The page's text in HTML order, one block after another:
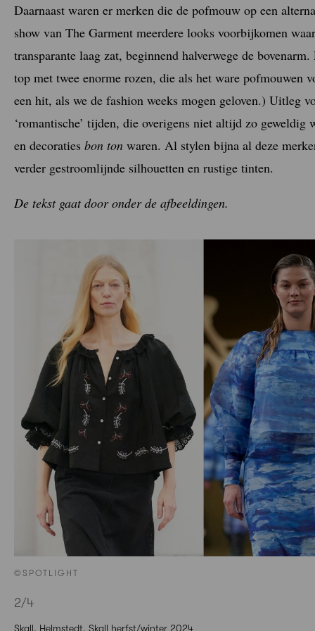
Daarnaast waren er merken die de pofmouw op een
show van The Garment meerdere looks voorbijkomen
transparante laag zat, beginnend halverwege de
top met twee enorme rozen, die als het ware pofmouwen
een hit, als we de fashion weeks mogen geloven.) Uitleg
‘romantische’ tijden, die overigens niet altijd zo
en decoraties bon ton waren. Al stylen bijna al deze
verder gestroomlijnde silhouetten en rustige tinten.
De tekst gaat door onder de afbeeldingen.
©SPOTLIGHT
2/4
Skall, Helmstedt, Skall herfst/winter 2024